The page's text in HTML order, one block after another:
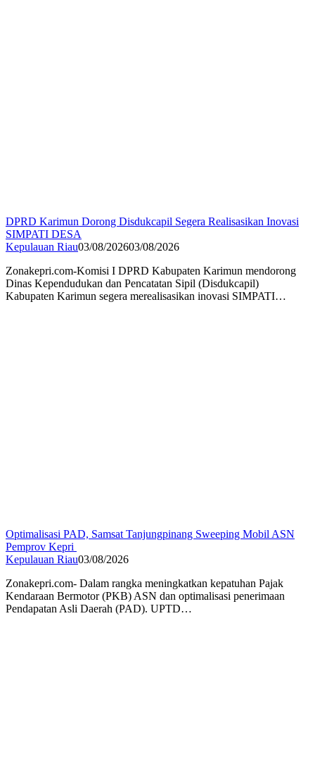
DPRD Karimun Dorong Disdukcapil Segera Realisasikan Inovasi
SIMPATI DESA
Kepulauan Riau03/08/202603/08/2026
Zonakepri.com-Komisi I DPRD Kabupaten Karimun mendorong
Dinas Kependudukan dan Pencatatan Sipil (Disdukcapil)
Kabupaten Karimun segera merealisasikan inovasi SIMPATI…
Optimalisasi PAD, Samsat Tanjungpinang Sweeping Mobil ASN
Pemprov Kepri
Kepulauan Riau03/08/2026
Zonakepri.com- Dalam rangka meningkatkan kepatuhan Pajak
Kendaraan Bermotor (PKB) ASN dan optimalisasi penerimaan
Pendapatan Asli Daerah (PAD). UPTD…